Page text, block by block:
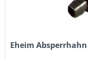
Eheim Absperrhahn